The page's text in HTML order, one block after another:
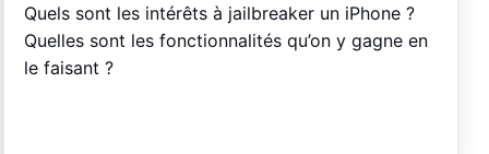
Quels sont les intérêts à jailbreaker un iPhone ?
Quelles sont les fonctionnalités qu’on y gagne en
le faisant ?